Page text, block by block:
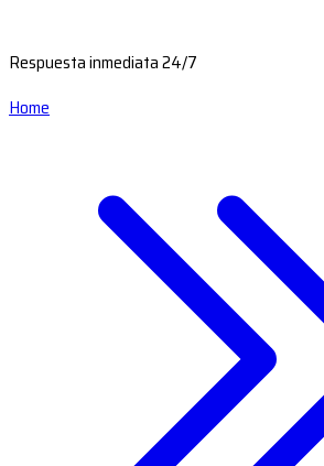
Respuesta inmediata 24/7
Home